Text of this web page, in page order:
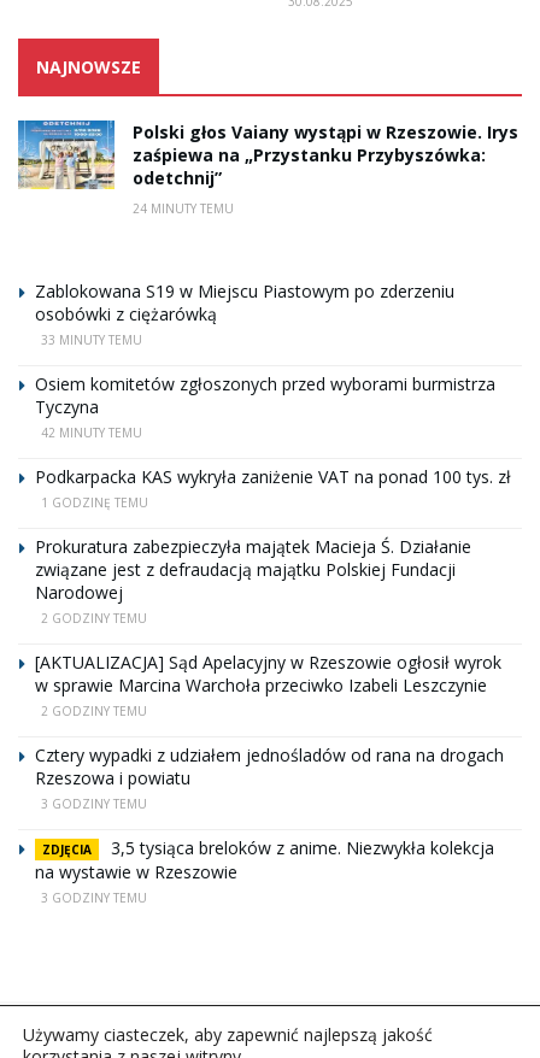
NAJNOWSZE
Polski głos Vaiany wystąpi w Rzeszowie. Irys
zaśpiewa na „Przystanku Przybyszówka:
odetchnij”
24 MINUTY TEMU
Zablokowana S19 w Miejscu Piastowym po zderzeniu
osobówki z ciężarówką
33 MINUTY TEMU
Osiem komitetów zgłoszonych przed wyborami burmistrza
Tyczyna
42 MINUTY TEMU
Podkarpacka KAS wykryła zaniżenie VAT na ponad 100 tys. zł
1 GODZINĘ TEMU
Prokuratura zabezpieczyła majątek Macieja Ś. Działanie
związane jest z defraudacją majątku Polskiej Fundacji
Narodowej
2 GODZINY TEMU
[AKTUALIZACJA] Sąd Apelacyjny w Rzeszowie ogłosił wyrok
w sprawie Marcina Warchoła przeciwko Izabeli Leszczynie
2 GODZINY TEMU
Cztery wypadki z udziałem jednośladów od rana na drogach
Rzeszowa i powiatu
3 GODZINY TEMU
ZDJĘCIA
3,5 tysiąca breloków z anime. Niezwykła kolekcja
na wystawie w Rzeszowie
3 GODZINY TEMU
Używamy ciasteczek, aby zapewnić najlepszą jakość